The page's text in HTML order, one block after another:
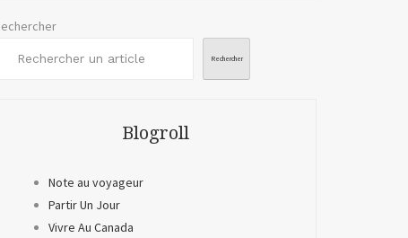
Rechercher
Blogroll
Note au voyageur
Partir Un Jour
Vivre Au Canada